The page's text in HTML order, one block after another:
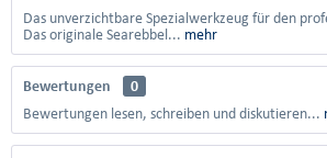
Das unverzichtbare Spezialwerkzeug für den
Das originale Searebbel... mehr
Bewertungen
0
Bewertungen lesen, schreiben und diskutieren...